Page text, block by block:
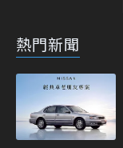
熱門新聞